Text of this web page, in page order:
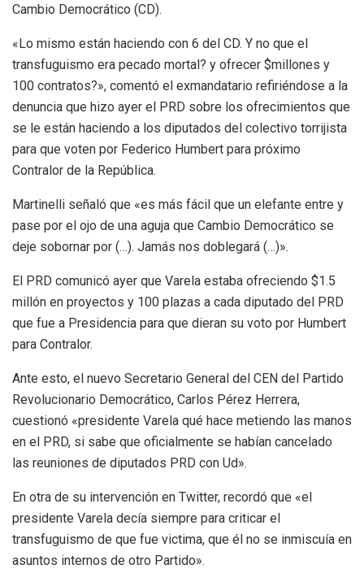
Cambio Democrático (CD).
«Lo mismo están haciendo con 6 del CD. Y no que el
transfuguismo era pecado mortal? y ofrecer $millones y
100 contratos?», comentó el exmandatario refiriéndose a la
denuncia que hizo ayer el PRD sobre los ofrecimientos que
se le están haciendo a los diputados del colectivo torrijista
para que voten por Federico Humbert para próximo
Contralor de la República.
Martinelli señaló que «es más fácil que un elefante entre y
pase por el ojo de una aguja que Cambio Democrático se
deje sobornar por (…). Jamás nos doblegará (…)».
El PRD comunicó ayer que Varela estaba ofreciendo $1.5
millón en proyectos y 100 plazas a cada diputado del PRD
que fue a Presidencia para que dieran su voto por Humbert
para Contralor.
Ante esto, el nuevo Secretario General del CEN del Partido
Revolucionario Democrático, Carlos Pérez Herrera,
cuestionó «presidente Varela qué hace metiendo las manos
en el PRD, si sabe que oficialmente se habían cancelado
las reuniones de diputados PRD con Ud».
En otra de su intervención en Twitter, recordó que «el
presidente Varela decía siempre para criticar el
transfuguismo de que fue victima, que él no se inmiscuía en
asuntos internos de otro Partido».